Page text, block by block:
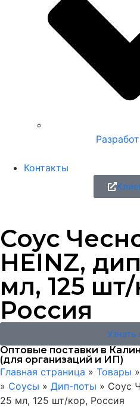
Контакты
Соус
HEINZ,
мл, 125
Россия
Узнать
Оптовые поставки в
(для организаций и ИП)
Главная страница » Товары »
» Соусы » Дип-поты » Соус
25 мл, 125 шт/кор, Россия